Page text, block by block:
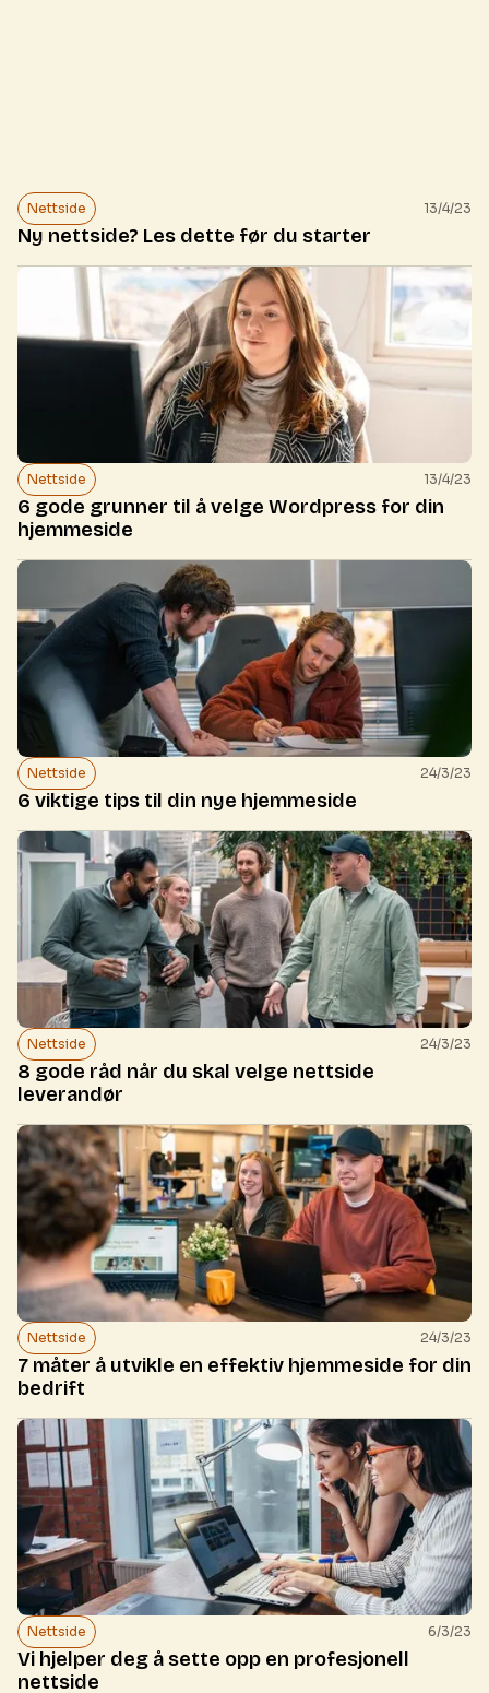
Nettside 13/4/23
Ny nettside? Les dette før du starter
Nettside 13/4/23
6 gode grunner til å velge Wordpress for din
hjemmeside
Nettside 24/3/23
6 viktige tips til din nye hjemmeside
Nettside 24/3/23
8 gode råd når du skal velge nettside
leverandør
Nettside 24/3/23
7 måter å utvikle en effektiv hjemmeside for din
bedrift
Nettside 6/3/23
Vi hjelper deg å sette opp en profesjonell
nettside